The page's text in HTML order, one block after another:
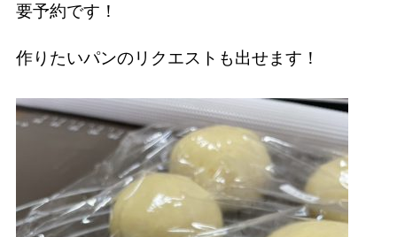
要予約です！
作りたいパンのリクエストも出せます！